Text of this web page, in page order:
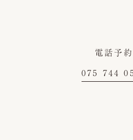
電話予約
075 744